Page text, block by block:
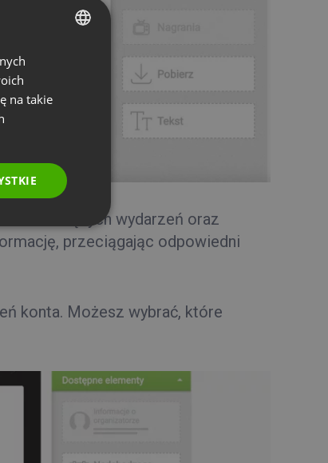
wydarzeń oraz
przeciągając odpowiedni
konta. Możesz wybrać, które
ENGLISH
FRENCH
RUSSIAN
SPANISH
ITALIAN
na takie